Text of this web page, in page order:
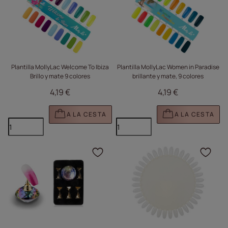
Plantilla MollyLac Welcome To Ibiza
Brillo y mate 9 colores
4,19 €
A LA CESTA
Plantilla MollyLac Women in Paradise
brillante y mate, 9 colores
4,19 €
A LA CESTA
Haga clic para añadir